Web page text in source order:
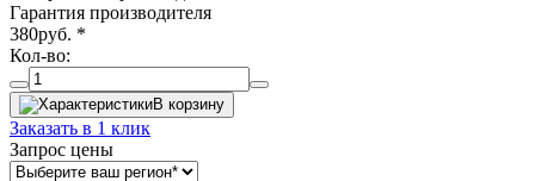
Гарантия производителя
380руб. *
Кол-во:
В корзину
Заказать в 1 клик
Запрос цены